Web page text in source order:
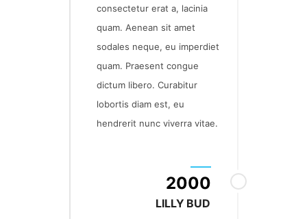
consectetur erat a, lacinia
quam. Aenean sit amet
sodales neque, eu imperdiet
quam. Praesent congue
dictum libero. Curabitur
lobortis diam est, eu
hendrerit nunc viverra vitae.
2000
LILLY BUD